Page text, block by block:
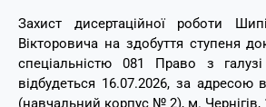
Захист дисертаційної роботи
Вікторовича на здобуття ступеня
спеціальністю 081 Право з
відбудеться 16.07.2026, за адресою
(навчальний корпус № 2), м. Чернігів,